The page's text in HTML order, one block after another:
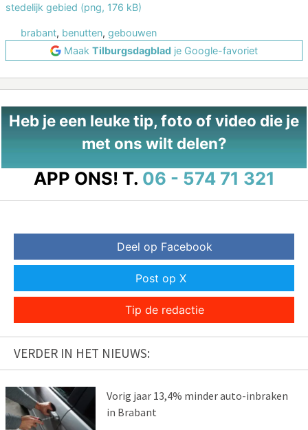
stedelijk gebied (png, 176 kB)
brabant, benutten, gebouwen
Maak Tilburgsdagblad je Google-favoriet
Heb je een leuke tip, foto of video die je
met ons wilt delen?
APP ONS! T. 06 - 574 71 321
Deel op Facebook
Post op X
Tip de redactie
VERDER IN HET NIEUWS:
Vorig jaar 13,4% minder auto-inbraken
in Brabant